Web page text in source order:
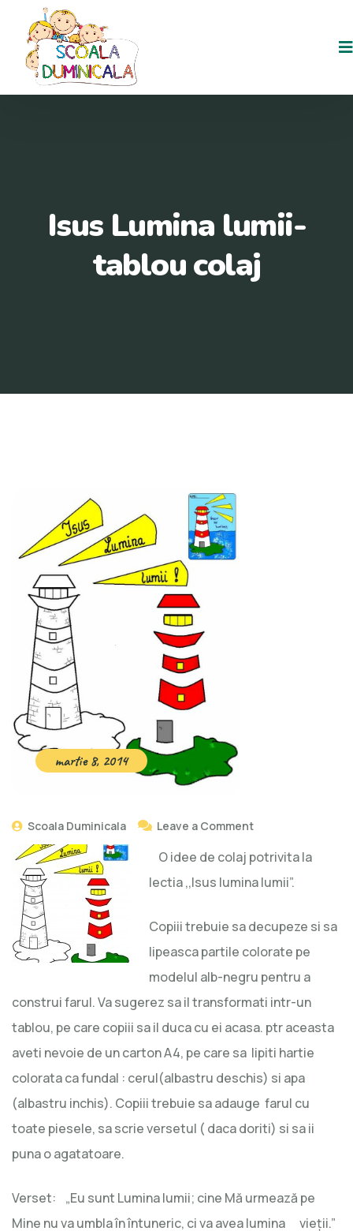
Isus Lumina lumii-
tablou colaj
martie 8, 2014
Scoala Duminicala Leave a Comment
O idee de colaj potrivita la
lectia ,,Isus lumina lumii”.
Copiii trebuie sa decupeze si sa
lipeasca partile colorate pe
modelul alb-negru pentru a
construi farul. Va sugerez sa il transformati intr-un
tablou, pe care copiii sa il duca cu ei acasa. ptr aceasta
aveti nevoie de un carton A4, pe care sa lipiti hartie
colorata ca fundal : cerul(albastru deschis) si apa
(albastru inchis). Copiii trebuie sa adauge farul cu
toate piesele, sa scrie versetul ( daca doriti) si sa ii
puna o agatatoare.
Verset: „Eu sunt Lumina lumii; cine Mă urmează pe
Mine nu va umbla în întuneric, ci va avea lumina vieţii.”